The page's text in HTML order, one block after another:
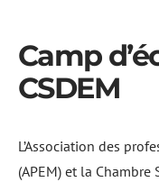
Camp
CSDEM
L’Association des
(APEM) et la